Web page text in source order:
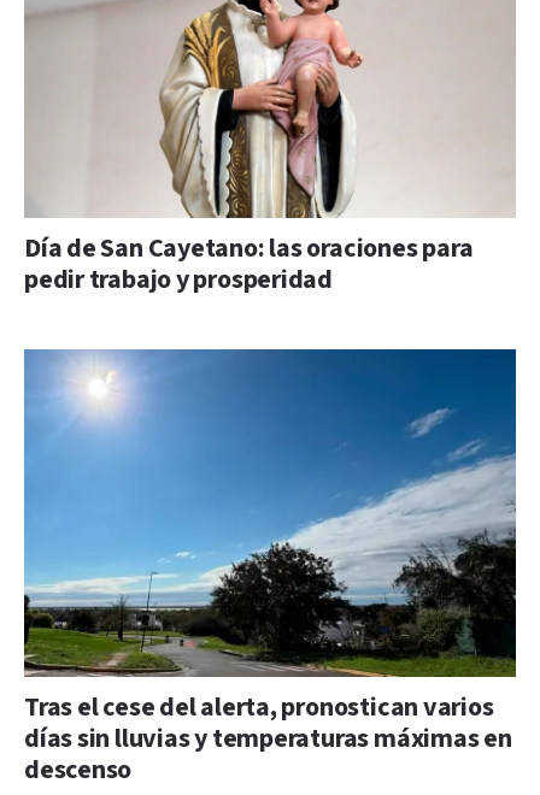
Día de San Cayetano: las oraciones para
pedir trabajo y prosperidad
Tras el cese del alerta, pronostican varios
días sin lluvias y temperaturas máximas en
descenso